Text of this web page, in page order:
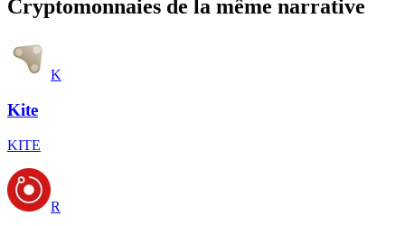
Cryptomonnaies de la même narrative
K
Kite
KITE
R